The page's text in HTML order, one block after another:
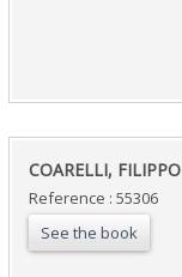
‎COARELLI, FILIPPO‎
Reference : 55306
See the book